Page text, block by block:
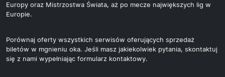
Europy oraz Mistrzostwa Świata, aż po mecze największych lig w
Europie.
Porównaj oferty wszystkich serwisów oferujących sprzedaż
biletów w mgnieniu oka. Jeśli masz jakiekolwiek pytania, skontaktuj
się z nami wypełniając formularz kontaktowy.